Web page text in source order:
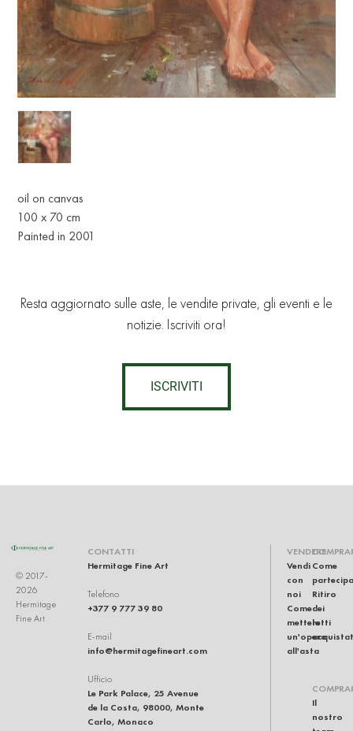
oil on canvas
100 x 70 cm
Painted in 2001
Resta aggiornato sulle aste, le vendite private, gli eventi e le
notizie. Iscriviti ora!
ISCRIVITI
© 2017-
2026
Hermitage
Fine Art
CONTATTI
Hermitage Fine Art
Telefono
+377 9 777 39 80
E-mail
info@hermitagefineart.com
Ufficio
Le Park Palace, 25 Avenue
de la Costa, 98000, Monte
Carlo, Monaco
VENDERE
Vendi
con
noi
Come
mettere
un'opera
all'asta
Come
Ritiro
dei
lotti
Il
nostro